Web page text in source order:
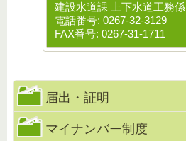
建設水道課 上下水道工務係
電話番号: 0267-32-3129
FAX番号: 0267-31-1711
届出・証明
マイナンバー制度